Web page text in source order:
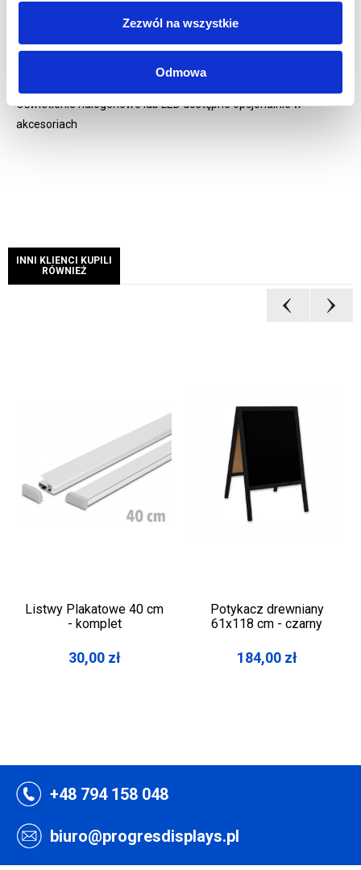
Zezwól na wszystkie
Odmowa
Grafika drukowana metodą sublimacji na tkaninie Display
Oświetlenie halogenowe lub LED dostępne opcjonalnie w
akcesoriach
INNI KLIENCI KUPILI
RÓWNIEŻ
Listwy Plakatowe 40 cm
- komplet
30,00 zł
Potykacz drewniany
61x118 cm - czarny
184,00 zł
+48 794 158 048
biuro@progresdisplays.pl